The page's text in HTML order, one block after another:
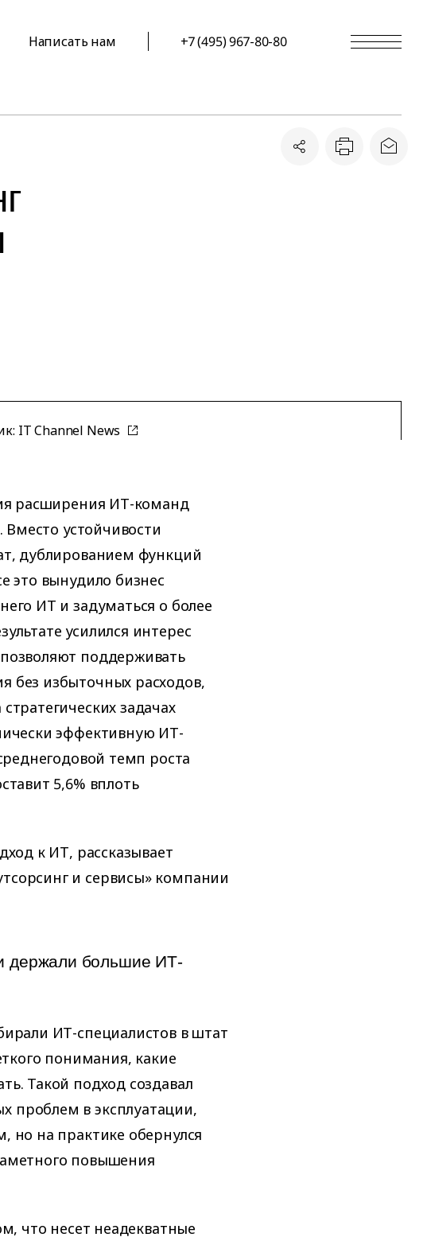
Написать нам +7 (495) 967-80-80
IT Channel News
расширения ИТ-команд
Вместо устойчивости
дублированием функций
это вынудило бизнес
ИТ и задуматься о более
усилился интерес
поддерживать
без избыточных расходов,
задачах
эффективную ИТ-
темп роста
5,6% вплоть
к ИТ, рассказывает
и сервисы» компании
держали большие ИТ-
ИТ-специалистов в штат
понимания, какие
Такой подход создавал
проблем в эксплуатации,
но на практике обернулся
повышения
что несет неадекватные